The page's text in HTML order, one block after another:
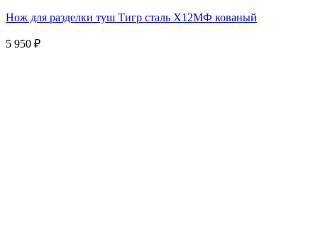
Нож для разделки туш Тигр сталь Х12МФ кованый
5 950 ₽